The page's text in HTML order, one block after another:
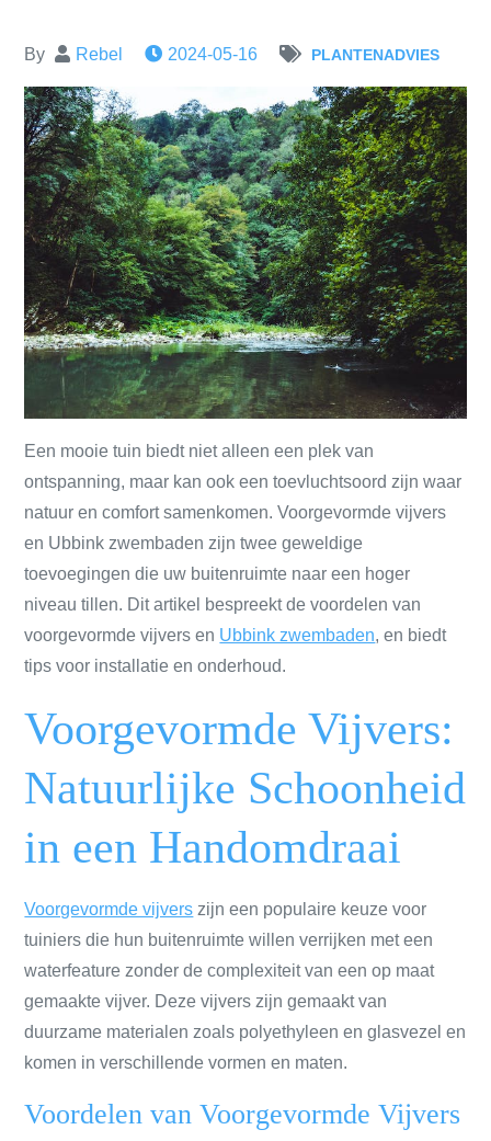
By Rebel 2024-05-16 PLANTENADVIES
Een mooie tuin biedt niet alleen een plek van
ontspanning, maar kan ook een toevluchtsoord zijn waar
natuur en comfort samenkomen. Voorgevormde vijvers
en Ubbink zwembaden zijn twee geweldige
toevoegingen die uw buitenruimte naar een hoger
niveau tillen. Dit artikel bespreekt de voordelen van
voorgevormde vijvers en Ubbink zwembaden, en biedt
tips voor installatie en onderhoud.
Voorgevormde Vijvers:
Natuurlijke Schoonheid
in een Handomdraai
Voorgevormde vijvers zijn een populaire keuze voor
tuiniers die hun buitenruimte willen verrijken met een
waterfeature zonder de complexiteit van een op maat
gemaakte vijver. Deze vijvers zijn gemaakt van
duurzame materialen zoals polyethyleen en glasvezel en
komen in verschillende vormen en maten.
Voordelen van Voorgevormde Vijvers